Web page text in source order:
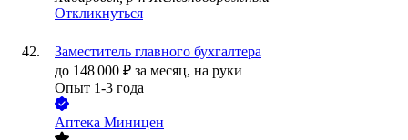
Откликнуться
Заместитель главного бухгалтера
до 148 000 ₽ за месяц, на руки
Опыт 1-3 года
Аптека Миницен